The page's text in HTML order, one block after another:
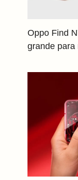
Oppo Find
grande para